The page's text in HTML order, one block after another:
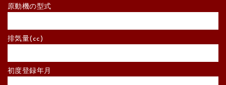
原動機の型式
排気量(cc)
初度登録年月